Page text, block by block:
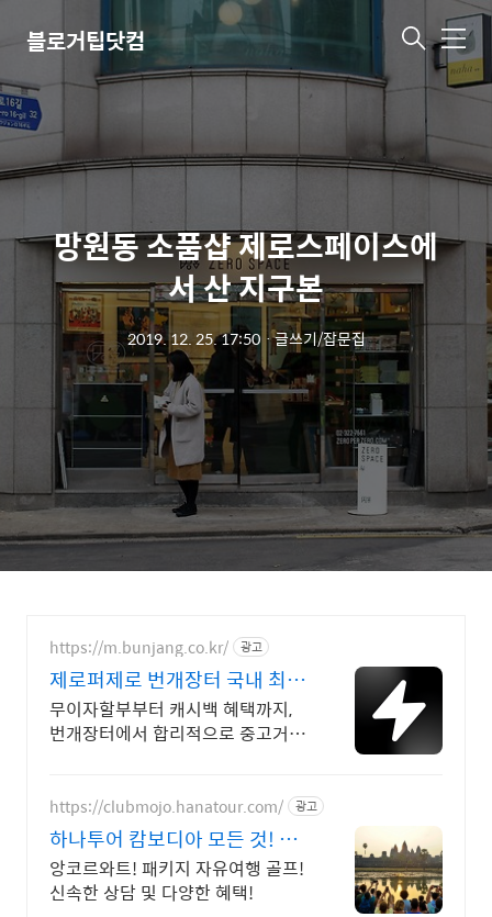
블로거팁닷컴 메
뉴
망원동 소품샵 제로스페이스에
서 산 지구본
2019. 12. 25. 17:50ㆍ글쓰기/잡문집
https://m.bunjang.co.kr/ 광고
제로퍼제로 번개장터 국내 최대
브랜드 중고거래
무이자할부부터 캐시백 혜택까지,
번개장터에서 합리적으로 중고거래
의 신규 상품 업로드
https://clubmojo.hanatour.com/ 광고
하나투어 캄보디아 모든 것! 하
나투어 공식예약 인증센터
앙코르와트! 패키지 자유여행 골프!
신속한 상담 및 다양한 혜택!